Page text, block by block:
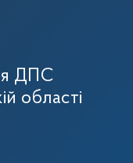
ДПС
області